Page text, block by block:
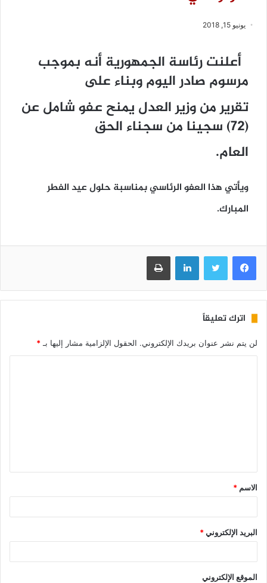
يونيو 15, 2018
أعلنت رئاسة الجمهورية أنه بموجب
مرسوم صادر اليوم وبناء على
تقرير من وزير العدل يمنح عفو شامل عن
(72) سجينا من سجناء الحق
العام.
ويأتي هذا العفو الرئاسي بمناسبة حلول عيد الفطر
المبارك.
فيسبوك تويتر لينكدإن طباعة
اترك تعليقاً
لن يتم نشر عنوان بريدك الإلكتروني. الحقول الإلزامية مشار إليها بـ *
الاسم *
البريد الإلكتروني*
الموقع الإلكتروني